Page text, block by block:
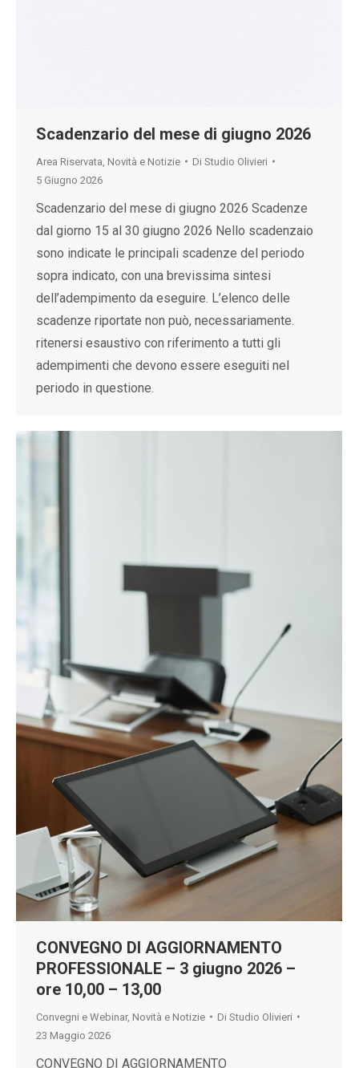
Scadenzario del mese di giugno 2026
Area Riservata Novità e Notizie Di Studio Olivieri
5 Giugno 2026
Scadenzario del mese di giugno 2026 Scadenze
dal giorno 15 al 30 giugno 2026 Nello scadenzaio
sono indicate le principali scadenze del periodo
sopra indicato, con una brevissima sintesi
dell’adempimento da eseguire. L’elenco delle
scadenze riportate non può, necessariamente.
ritenersi esaustivo con riferimento a tutti gli
adempimenti che devono essere eseguiti nel
periodo in questione.
CONVEGNO DI AGGIORNAMENTO
PROFESSIONALE – 3 giugno 2026 –
ore 10,00 – 13,00
Convegni e Webinar, Novità e Notizie Di Studio Olivieri
23 Maggio 2026
CONVEGNO DI AGGIORNAMENTO